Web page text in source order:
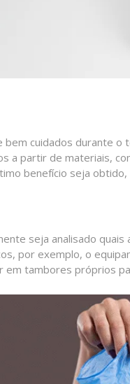
bem cuidados durante
a partir de materiais,
benefício seja
seja analisado
por exemplo, o
em tambores próprios